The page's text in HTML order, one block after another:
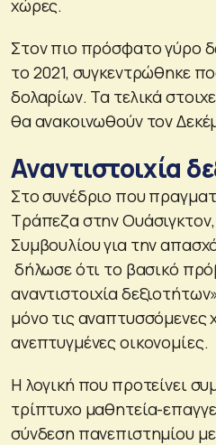
χώρες.
Στον πιο πρόσφατο γύρο
το 2021, συγκεντρώθηκε
δολαρίων. Τα τελικά
θα ανακοινωθούν τον
Αναντιστοιχία
Στο συνέδριο που
Τράπεζα στην
Συμβουλίου για την
δήλωσε ότι το βασικό
αναντιστοιχία
μόνο τις αναπτυσσόμενες
ανεπτυγμένες οικονομίες.
Η λογική που προτείνει
τρίπτυχο μαθητεία-
σύνδεση πανεπιστημίου